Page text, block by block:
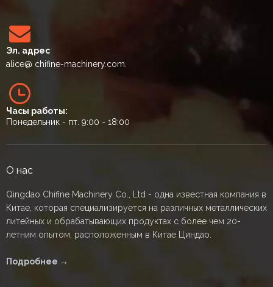
Эл. адрес
alice@ chifine-machinery.com.
Часы работы:
Понедельник - пт. 9:00 - 18:00
О нас
Qingdao Chifine Machinery Co., Ltd - одна известная компания в
Китае, которая специализируется на различных металлических
литейных и обрабатывающих продуктах с более чем 20-
летним опытом, расположенным в Китае Циндао.
Подробнее →